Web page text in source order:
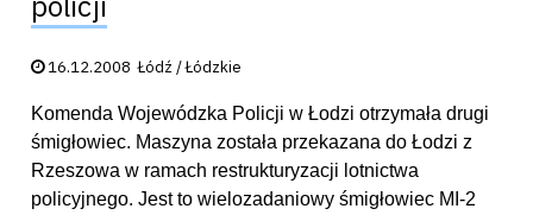
Data publikacji:
16.12.2008 Łódź / Łódzkie
Komenda Wojewódzka Policji w Łodzi otrzymała drugi
śmigłowiec. Maszyna została przekazana do Łodzi z
Rzeszowa w ramach restrukturyzacji lotnictwa
policyjnego. Jest to wielozadaniowy śmigłowiec MI-2